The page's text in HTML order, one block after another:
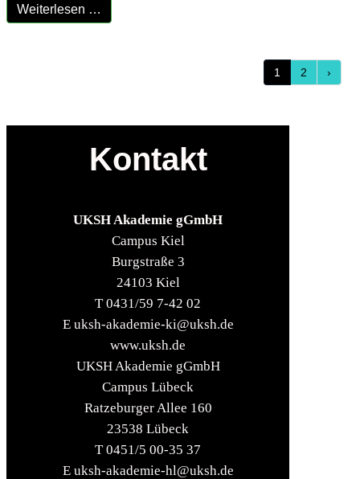
Weiterlesen …
1 2 ›
Kontakt
UKSH Akademie gGmbH
Campus Kiel
Burgstraße 3
24103 Kiel
T 0431/59 7-42 02
E uksh-akademie-ki@uksh.de
www.uksh.de
UKSH Akademie gGmbH
Campus Lübeck
Ratzeburger Allee 160
23538 Lübeck
T 0451/5 00-35 37
E uksh-akademie-hl@uksh.de